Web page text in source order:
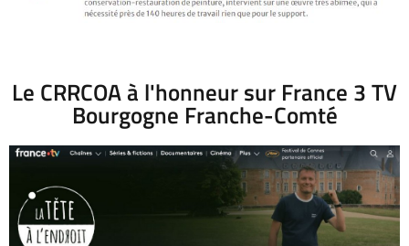
Le CRRCOA à l'honneur sur France 3 TV
Bourgogne Franche-Comté